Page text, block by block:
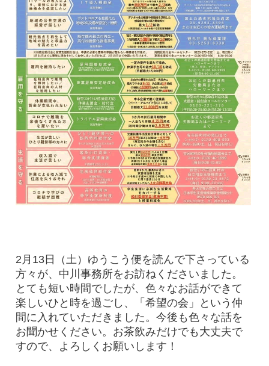
2月13日（土）ゆうこう便を読んで下さっている
方々が、中川事務所をお訪ねくださいました。
とても短い時間でしたが、色々なお話ができて
楽しいひと時を過ごし、「希望の会」という仲
間に入れていただきました。今後も色々な話を
お聞かせください。お茶飲みだけでも大丈夫で
すので、よろしくお願いします！